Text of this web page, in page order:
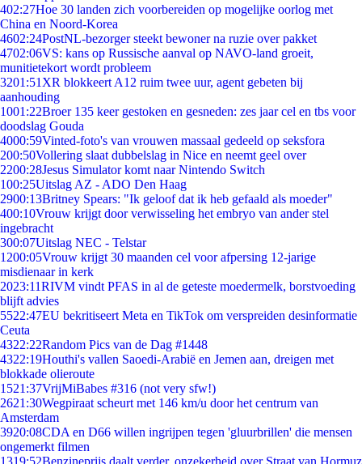
402:27Hoe 30 landen zich voorbereiden op mogelijke oorlog met
China en Noord-Korea
4602:24PostNL-bezorger steekt bewoner na ruzie over pakket
4702:06VS: kans op Russische aanval op NAVO-land groeit,
munitietekort wordt probleem
3201:51 XR blokkeert A12 ruim twee uur, agent gebeten bij
aanhouding
1001:22Broer 135 keer gestoken en gesneden: zes jaar cel en tbs voor
doodslag Gouda
4000:59Vinted-foto's van vrouwen massaal gedeeld op seksfora
200:50Vollering slaat dubbelslag in Nice en neemt geel over
2200:28Jesus Simulator komt naar Nintendo Switch
100:25Uitslag AZ - ADO Den Haag
2900:13Britney Spears: "Ik geloof dat ik heb gefaald als moeder"
400:10Vrouw krijgt door verwisseling het embryo van ander stel
ingebracht
300:07Uitslag NEC - Telstar
1200:05Vrouw krijgt 30 maanden cel voor afpersing 12-jarige
misdienaar in kerk
2023:11RIVM vindt PFAS in al de geteste moedermelk, borstvoeding
blijft advies
5522:47EU bekritiseert Meta en TikTok om verspreiden desinformatie
Ceuta
4322:22Random Pics van de Dag #1448
4322:19Houthi's vallen Saoedi-Arabië en Jemen aan, dreigen met
blokkade olieroute
1521:37VrijMiBabes #316 (not very sfw!)
2621:30Wegpiraat scheurt met 146 km/u door het centrum van
Amsterdam
3920:08CDA en D66 willen ingrijpen tegen 'gluurbrillen' die mensen
ongemerkt filmen
1319:52Benzineprijs daalt verder, onzekerheid over Straat van Hormuz